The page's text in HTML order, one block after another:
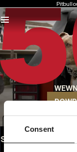
Consent
NAJNIŻSZE
Markowa odzież
SZYBKA
Wygodne sposoby
30 DNI NA
Bez tłumaczeń.
INFO
STREFA KLIENTA